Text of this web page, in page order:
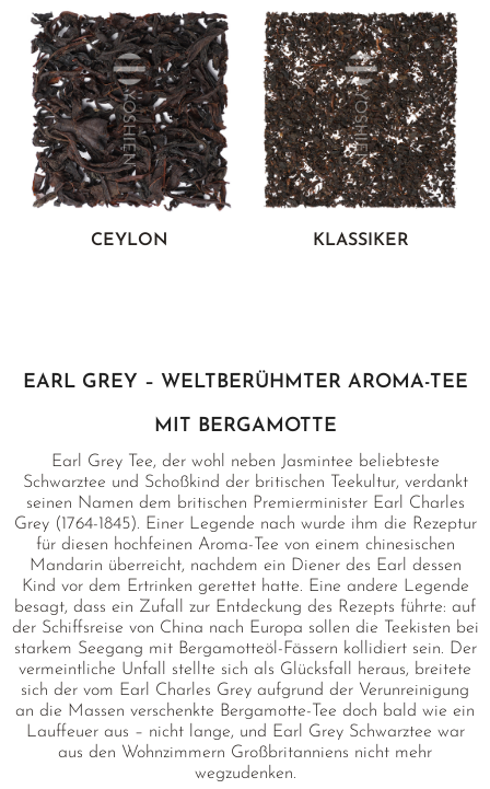
CEYLON KLASSIKER
EARL GREY – WELTBERÜHMTER AROMA-TEE
MIT BERGAMOTTE
Earl Grey Tee, der wohl neben Jasmintee beliebteste
Schwarztee und Schoßkind der britischen Teekultur, verdankt
seinen Namen dem britischen Premierminister Earl Charles
Grey (1764-1845). Einer Legende nach wurde ihm die Rezeptur
für diesen hochfeinen Aroma-Tee von einem chinesischen
Mandarin überreicht, nachdem ein Diener des Earl dessen
Kind vor dem Ertrinken gerettet hatte. Eine andere Legende
besagt, dass ein Zufall zur Entdeckung des Rezepts führte: auf
der Schiffsreise von China nach Europa sollen die Teekisten bei
starkem Seegang mit Bergamotteöl-Fässern kollidiert sein. Der
vermeintliche Unfall stellte sich als Glücksfall heraus, breitete
sich der vom Earl Charles Grey aufgrund der Verunreinigung
an die Massen verschenkte Bergamotte-Tee doch bald wie ein
Lauffeuer aus – nicht lange, und Earl Grey Schwarztee war
aus den Wohnzimmern Großbritanniens nicht mehr
wegzudenken.